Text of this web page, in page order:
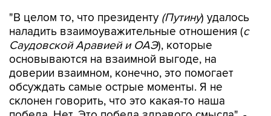
"В целом то, что президенту (Путину) удалось
наладить взаимоуважительные отношения (с
Саудовской Аравией и ОАЭ), которые
основываются на взаимной выгоде, на
доверии взаимном, конечно, это помогает
обсуждать самые острые моменты. Я не
склонен говорить, что это какая-то наша